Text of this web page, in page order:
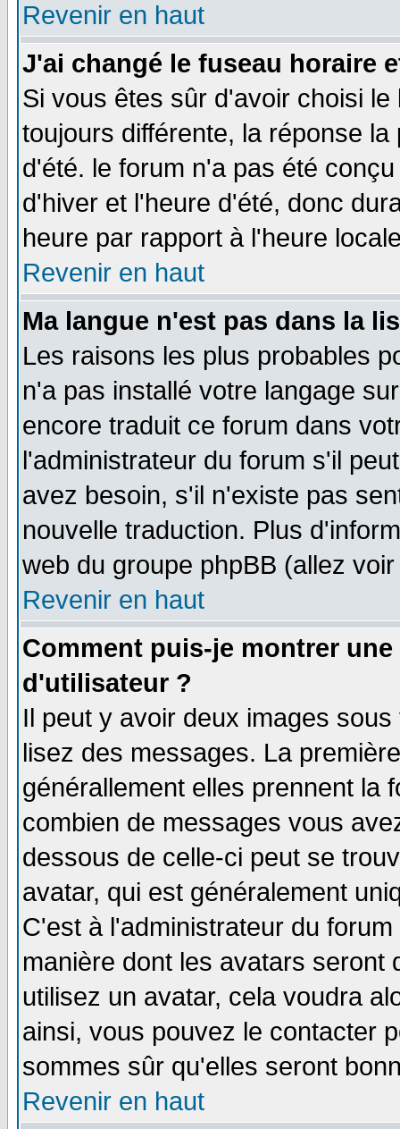
Revenir en haut
J'ai changé le fuseau horaire
Si vous êtes sûr d'avoir choisi
toujours différente, la réponse
d'été. le forum n'a pas été
d'hiver et l'heure d'été, donc
heure par rapport à l'heure
Revenir en haut
Ma langue n'est pas dans la
Les raisons les plus probables
n'a pas installé votre langage
encore traduit ce forum dans
l'administrateur du forum s'il
avez besoin, s'il n'existe pas
nouvelle traduction. Plus
web du groupe phpBB (allez
Revenir en haut
Comment puis-je montrer
d'utilisateur ?
Il peut y avoir deux images
lisez des messages. La
générallement elles prennent la
combien de messages vous
dessous de celle-ci peut se
avatar, qui est généralement
C'est à l'administrateur du
manière dont les avatars seront
utilisez un avatar, cela voudra
ainsi, vous pouvez le contacter
sommes sûr qu'elles seront
Revenir en haut